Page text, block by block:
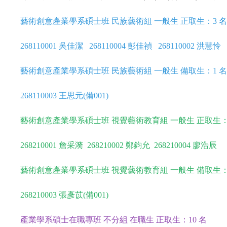
藝術創意產業學系碩士班 民族藝術組 一般生 正取生：3 名
268110001 吳佳潔 268110004 彭佳禎 268110002 洪慧怜
藝術創意產業學系碩士班 民族藝術組 一般生 備取生：1 名
268110003 王思元(備001)
藝術創意產業學系碩士班 視覺藝術教育組 一般生 正取生
268210001 詹采漪 268210002 鄭鈞允 268210004 廖浩辰
藝術創意產業學系碩士班 視覺藝術教育組 一般生 備取生
268210003 張彥苡(備001)
產業學系碩士在職專班 不分組 在職生 正取生：10 名